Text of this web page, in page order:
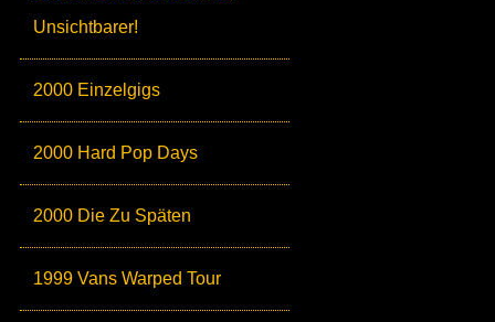
Unsichtbarer!
2000 Einzelgigs
2000 Hard Pop Days
2000 Die Zu Späten
1999 Vans Warped Tour